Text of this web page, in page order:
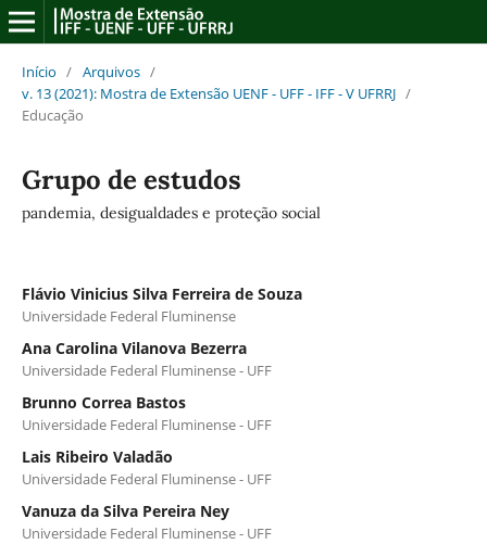
Início / Arquivos /
v. 13 (2021): Mostra de Extensão UENF - UFF - IFF - V UFRRJ /
Educação
Grupo de estudos
pandemia, desigualdades e proteção social
Flávio Vinicius Silva Ferreira de Souza
Universidade Federal Fluminense
Ana Carolina Vilanova Bezerra
Universidade Federal Fluminense - UFF
Brunno Correa Bastos
Universidade Federal Fluminense - UFF
Lais Ribeiro Valadão
Universidade Federal Fluminense - UFF
Vanuza da Silva Pereira Ney
Universidade Federal Fluminense - UFF